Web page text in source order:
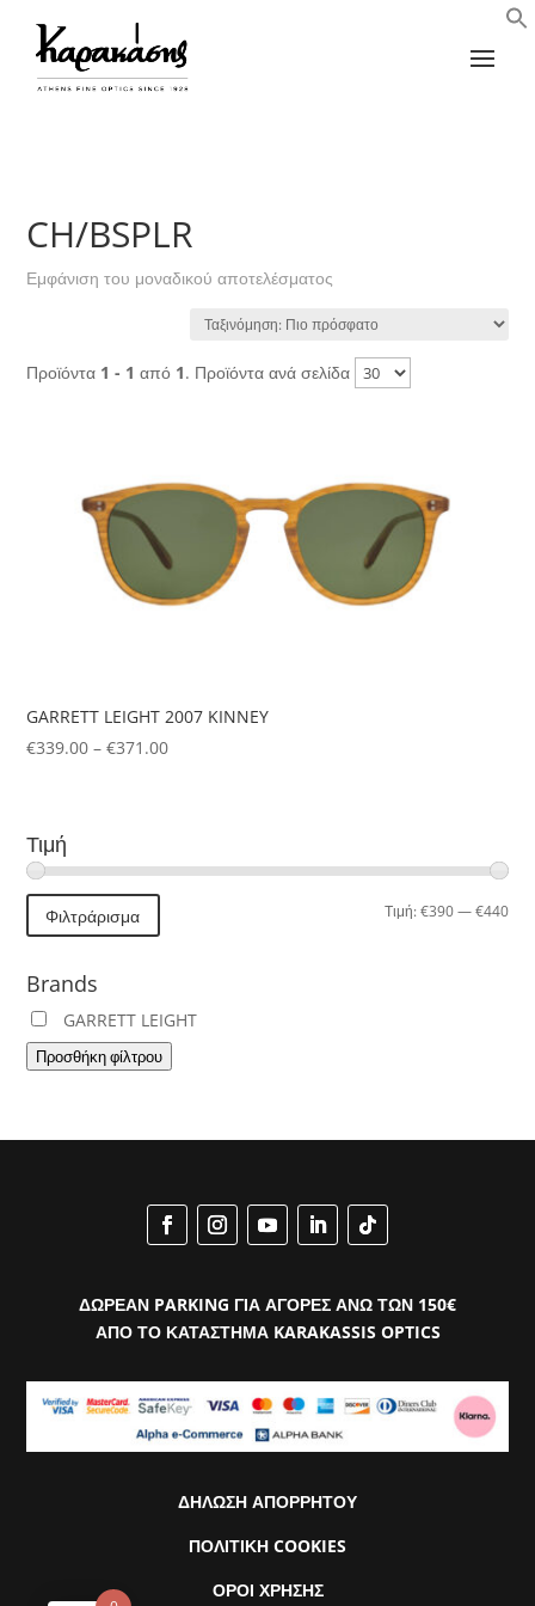
CH/BSPLR
Εμφάνιση του μοναδικού αποτελέσματος
Προϊόντα 1 - 1 από 1. Προϊόντα ανά σελίδα
GARRETT LEIGHT 2007 KINNEY
€339.00 – €371.00Price
Τιμή
Φιλτράρισμα Τιμή:€390—€440
Brands
GARRETT LEIGHT
Προσθήκη φίλτρου
ΔΩΡΕΑΝ PARKING ΓΙΑ ΑΓΟΡΕΣ ΑΝΩ ΤΩΝ 150€
ΑΠΟ ΤΟ ΚΑΤΑΣΤΗΜΑ KARAKASSIS OPTICS
ΔΗΛΩΣΗ ΑΠΟΡΡΗΤΟΥ
ΠΟΛΙΤΙΚΗ COOKIES
ΟΡΟΙ ΧΡΗΣΗΣ